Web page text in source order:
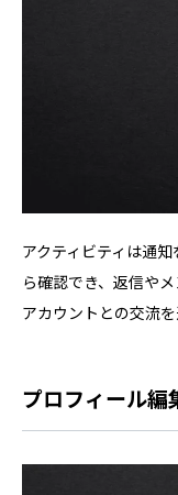
アクティビティは通
ら確認でき、返信や
アカウントとの交流
プロフィール編